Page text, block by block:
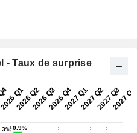
- Taux de surprise